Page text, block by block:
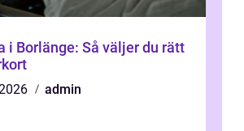
i Borlänge: Så väljer du rätt
admin